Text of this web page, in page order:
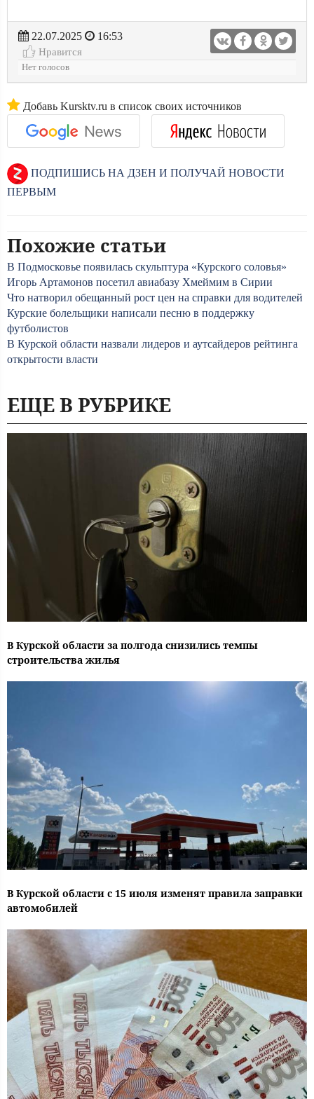
22.07.2025
16:53
Нравится
Нет голосов
Добавь Kursktv.ru в список своих источников
ПОДПИШИСЬ НА ДЗЕН И ПОЛУЧАЙ НОВОСТИ
ПЕРВЫМ
Похожие статьи
В Подмосковье появилась скульптура «Курского соловья»
Игорь Артамонов посетил авиабазу Хмеймим в Сирии
Что натворил обещанный рост цен на справки для водителей
Курские болельщики написали песню в поддержку
футболистов
В Курской области назвали лидеров и аутсайдеров рейтинга
открытости власти
ЕЩЕ В РУБРИКЕ
В Курской области за полгода снизились темпы
строительства жилья
В Курской области с 15 июля изменят правила заправки
автомобилей